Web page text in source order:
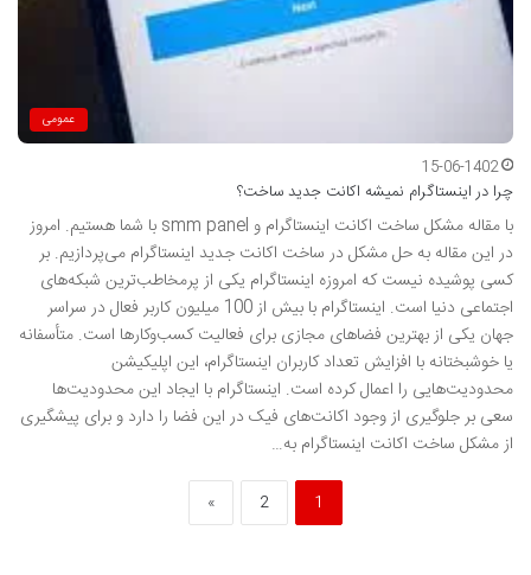
عمومی
15-06-1402
چرا در اینستاگرام نمیشه اکانت جدید ساخت؟
با مقاله مشکل ساخت اکانت اینستاگرام و smm panel با شما هستیم. امروز
در این مقاله به حل مشکل در ساخت اکانت جدید اینستاگرام می‌پردازیم. بر
کسی پوشیده نیست که امروزه اینستاگرام یکی از پرمخاطب‌ترین شبکه‌های
اجتماعی دنیا است. اینستاگرام با بیش از 100 میلیون کاربر فعال در سراسر
جهان یکی از بهترین فضاهای مجازی برای فعالیت کسب‌وکارها است. متأسفانه
یا خوشبختانه با افزایش تعداد کاربران اینستاگرام، این اپلیکیشن
محدودیت‌هایی را اعمال کرده است. اینستاگرام با ایجاد این محدودیت‌ها
سعی بر جلوگیری از وجود اکانت‌های فیک در این فضا را دارد و برای پیشگیری
از مشکل ساخت اکانت اینستاگرام به…
1
2
»